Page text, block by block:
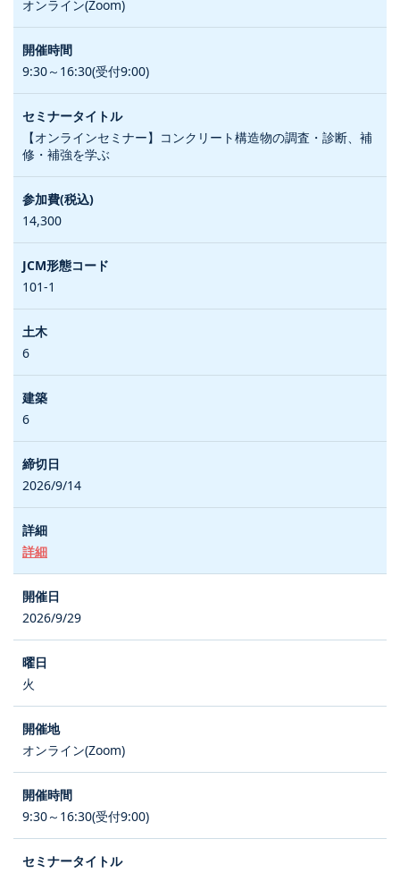
オンライン(Zoom)
9:30～16:30(受付9:00)
【オンラインセミナー】コンクリート構造物の調査・診断、補
修・補強を学ぶ
14,300
101-1
6
6
2026/9/14
詳細
2026/9/29
火
オンライン(Zoom)
9:30～16:30(受付9:00)